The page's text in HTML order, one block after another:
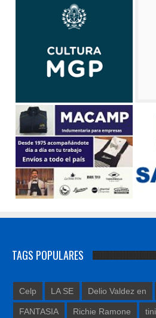
TAGS POPULARES
Celp LA SE Delio Valdez en
FANTASIA Richie Ramone tini